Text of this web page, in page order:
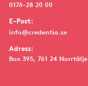
0176-28 20 00
E-Post:
info@credentia.se
Adress:
Box 395, 761 24 Norrtälje